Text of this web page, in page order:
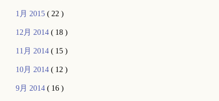
1月 2015( 22 )
12月 2014( 18 )
11月 2014( 15 )
10月 2014( 12 )
9月 2014( 16 )